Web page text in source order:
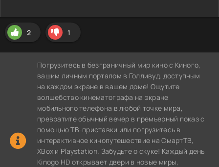
2 1
Погрузитесь в безграничный мир кино с Киного,
вашим личным порталом в Голливуд, доступным
на каждом экране в вашем доме! Ощутите
волшебство кинематографа на экране
мобильного телефона в любой точке мира,
превратите обычный вечер в премьерный показ с
помощью ТВ-приставки или погрузитесь в
интерактивное кинопутешествие на СмартТВ,
XBox и Playstation. Забудьте о скуке! Каждый день
Kinogo HD открывает двери в новые миры,